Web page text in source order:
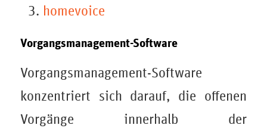
homevoice
Vorgangsmanagement-Software
Vorgangsmanagement-Software
konzentriert sich darauf, die offenen
Vorgänge innerhalb der